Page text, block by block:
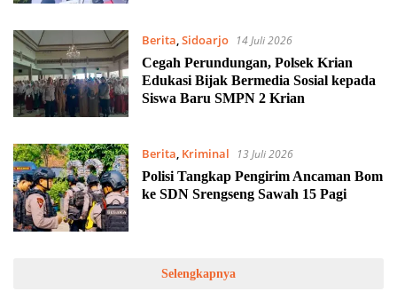
Berita,Sidoarjo
14 Juli 2026
Cegah Perundungan, Polsek Krian
Edukasi Bijak Bermedia Sosial kepada
Siswa Baru SMPN 2 Krian
Berita, Kriminal
13 Juli 2026
Polisi Tangkap Pengirim Ancaman Bom
ke SDN Srengseng Sawah 15 Pagi
Selengkapnya